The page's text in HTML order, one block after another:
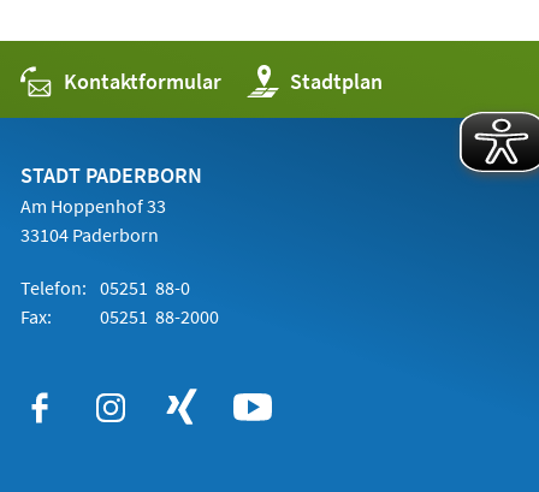
Kontaktformular Stadtplan
(Öffnet
in
einem
STADT PADERBORN
Am Hoppenhof 33
33104 Paderborn
Telefon: 05251 88-0
Fax:
05251 88-2000